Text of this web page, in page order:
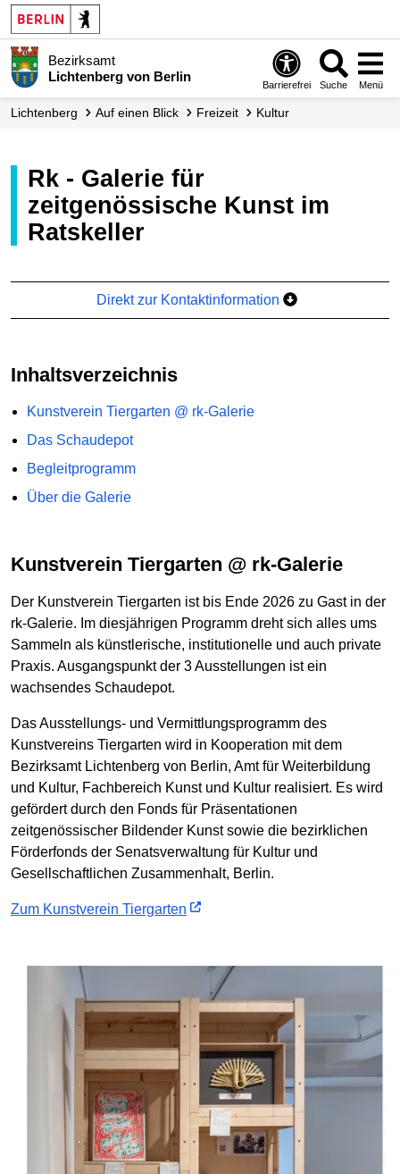
Bezirksamt
Lichtenberg von Berlin
Barrierefrei Suche Menü
Lichtenberg Auf einen Blick Freizeit Kultur
rk - Galerie für
zeitgenössische Kunst im
Ratskeller
Direkt zur Kontaktinformation
Inhaltsverzeichnis
Kunstverein Tiergarten @ rk-Galerie
Das Schaudepot
Begleitprogramm
Über die Galerie
Kunstverein Tiergarten @ rk-Galerie
Der Kunstverein Tiergarten ist bis Ende 2026 zu Gast in der
rk-Galerie. Im diesjährigen Programm dreht sich alles ums
Sammeln als künstlerische, institutionelle und auch private
Praxis. Ausgangspunkt der 3 Ausstellungen ist ein
wachsendes Schaudepot.
Das Ausstellungs- und Vermittlungsprogramm des
Kunstvereins Tiergarten wird in Kooperation mit dem
Bezirksamt Lichtenberg von Berlin, Amt für Weiterbildung
und Kultur, Fachbereich Kunst und Kultur realisiert. Es wird
gefördert durch den Fonds für Präsentationen
zeitgenössischer Bildender Kunst sowie die bezirklichen
Förderfonds der Senatsverwaltung für Kultur und
Gesellschaftlichen Zusammenhalt, Berlin.
Zum Kunstverein Tiergarten